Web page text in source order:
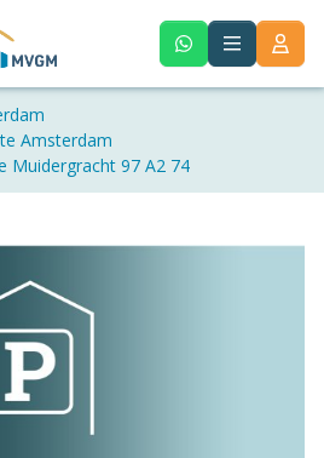
Amsterdam
Muidergracht 97 A2 74